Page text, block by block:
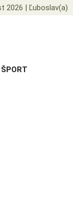
2026 | Ľuboslav(a)
ŠPORT